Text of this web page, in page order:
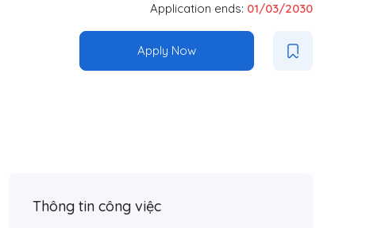
Application ends: 01/03/2030
Apply Now
Thông tin công việc